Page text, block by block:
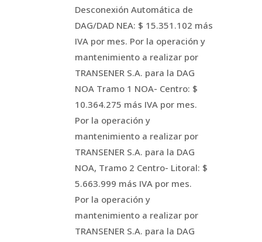
Desconexión Automática de
DAG/DAD NEA: $ 15.351.102 más
IVA por mes. Por la operación y
mantenimiento a realizar por
TRANSENER S.A. para la DAG
NOA Tramo 1 NOA- Centro: $
10.364.275 más IVA por mes.
Por la operación y
mantenimiento a realizar por
TRANSENER S.A. para la DAG
NOA, Tramo 2 Centro- Litoral: $
5.663.999 más IVA por mes.
Por la operación y
mantenimiento a realizar por
TRANSENER S.A. para la DAG